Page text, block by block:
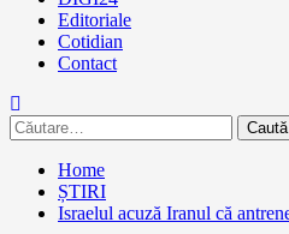
Editoriale
Cotidian
Contact
Caută
după:
Home
ȘTIRI
Israelul acuză Iranul că